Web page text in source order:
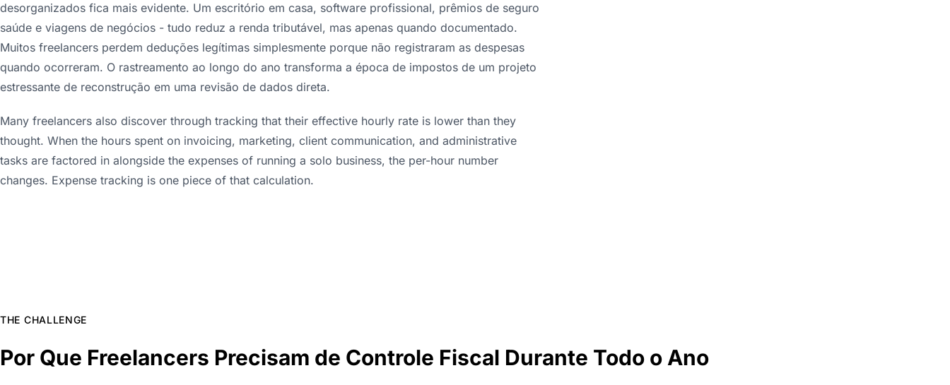
desorganizados fica mais evidente. Um escritório em casa, software profissional, prêmios de seguro
saúde e viagens de negócios - tudo reduz a renda tributável, mas apenas quando documentado.
Muitos freelancers perdem deduções legítimas simplesmente porque não registraram as despesas
quando ocorreram. O rastreamento ao longo do ano transforma a época de impostos de um projeto
estressante de reconstrução em uma revisão de dados direta.
Many freelancers also discover through tracking that their effective hourly rate is lower than they
thought. When the hours spent on invoicing, marketing, client communication, and administrative
tasks are factored in alongside the expenses of running a solo business, the per-hour number
changes. Expense tracking is one piece of that calculation.
THE CHALLENGE
Por Que Freelancers Precisam de Controle Fiscal Durante Todo o Ano